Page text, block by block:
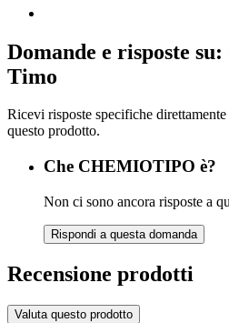
Domande e risposte
Timo
Ricevi risposte specifiche
questo prodotto.
Che CHEMIOTIPO è?
Non ci sono ancora risposte a
Rispondi a questa domanda
Recensione prodotti
Valuta questo prodotto